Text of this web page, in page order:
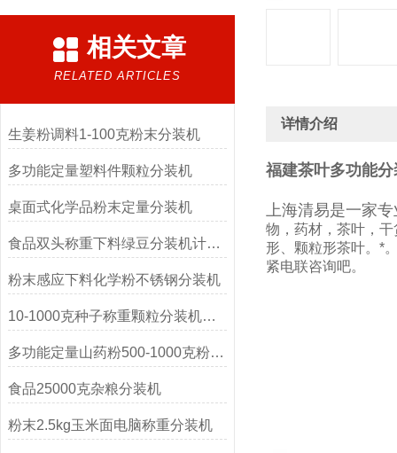
相关文章
RELATED ARTICLES
生姜粉调料1-100克粉末分装机
多功能定量塑料件颗粒分装机
桌面式化学品粉末定量分装机
食品双头称重下料绿豆分装机计量精准
粉末感应下料化学粉不锈钢分装机
10-1000克种子称重颗粒分装机操作简单
多功能定量山药粉500-1000克粉末分装机
食品25000克杂粮分装机
粉末2.5kg玉米面电脑称重分装机
详情介绍
福建茶叶多功能
上海清易是一家
物，药材，茶叶，
形、颗粒形茶叶。*
紧电联咨询吧。